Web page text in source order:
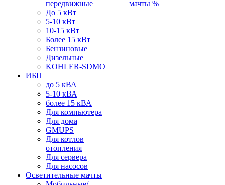
передвижные
До 5 кВт
5-10 кВт
10-15 кВт
Более 15 кВт
Бензиновые
Дизельные
KOHLER-SDMO
ИБП
до 5 кВА
5-10 кВА
более 15 кВА
Для компьютера
Для дома
GMUPS
Для котлов
отопления
Для сервера
Для насосов
Осветительные мачты
мачты %